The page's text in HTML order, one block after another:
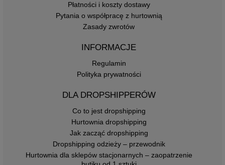
Płatności i koszty dostawy
Pytania o współpracę z hurtownią
Zasady zwrotów
INFORMACJE
Regulamin
Polityka prywatności
DLA DROPSHIPPERÓW
Co to jest dropshipping
Hurtownia dropshipping
Jak zacząć dropshipping
Dropshipping odzieży – przewodnik
Hurtownia dla sklepów stacjonarnych – zaopatrzenie